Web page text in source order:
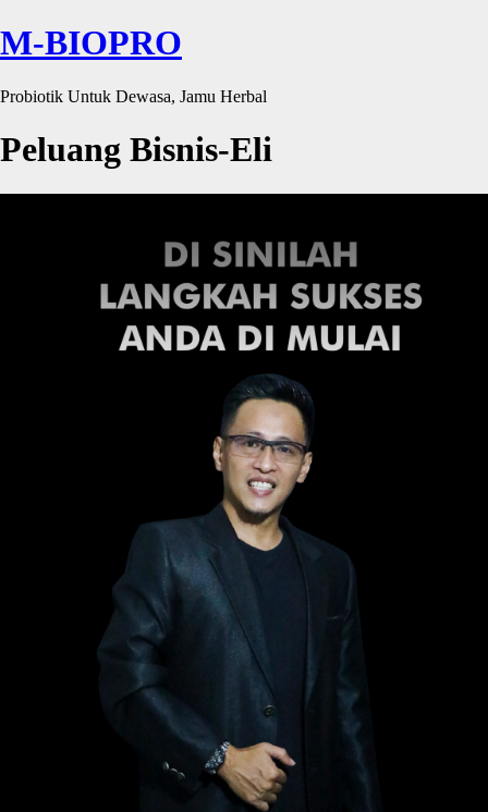
M-BIOPRO
Probiotik Untuk Dewasa, Jamu Herbal
Peluang Bisnis-Eli